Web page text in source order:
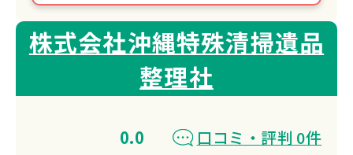
株式会社沖縄特殊清掃遺品
整理社
0.0
口コミ・評判 0件